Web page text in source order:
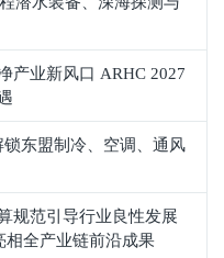
产业新风口 ARHC 2027
东盟制冷、空调、通风
规范引导行业良性发展
相全产业链前沿成果